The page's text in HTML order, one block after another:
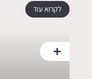
לקרוא עוד